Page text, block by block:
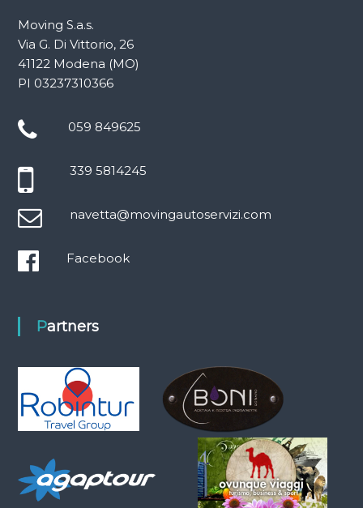
Moving S.a.s.
Via G. Di Vittorio, 26
41122 Modena (MO)
PI 03237310366
059 849625
339 5814245
navetta@movingautoservizi.com
Facebook
Partners